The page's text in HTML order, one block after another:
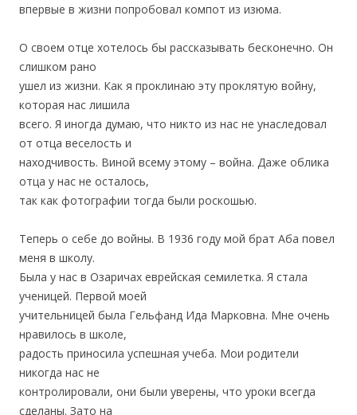
впервые в жизни попробовал компот из изюма.
О своем отце хотелось бы рассказывать бесконечно. Он
слишком рано
ушел из жизни. Как я проклинаю эту проклятую войну,
которая нас лишила
всего. Я иногда думаю, что никто из нас не унаследовал
от отца веселость и
находчивость. Виной всему этому – война. Даже облика
отца у нас не осталось,
так как фотографии тогда были роскошью.
Теперь о себе до войны. В 1936 году мой брат Аба повел
меня в школу.
Была у нас в Озаричах еврейская семилетка. Я стала
ученицей. Первой моей
учительницей была Гельфанд Ида Марковна. Мне очень
нравилось в школе,
радость приносила успешная учеба. Мои родители
никогда нас не
контролировали, они были уверены, что уроки всегда
сделаны. Зато на